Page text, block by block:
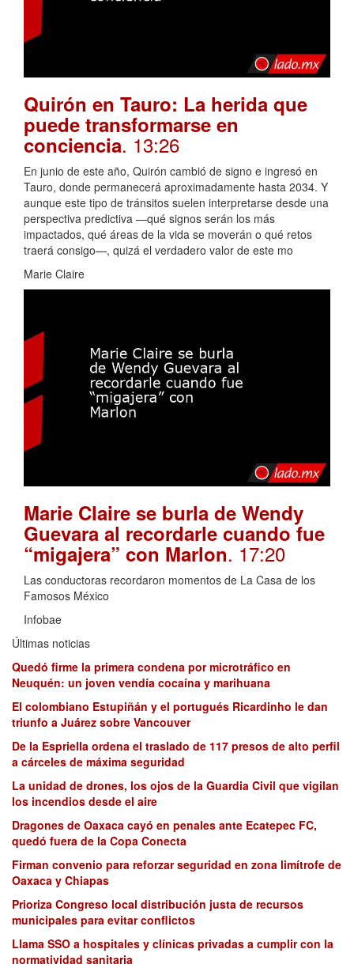
Quirón en Tauro: La herida que
puede transformarse en
conciencia. 13:26
En junio de este año, Quirón cambió de signo e ingresó en
Tauro, donde permanecerá aproximadamente hasta 2034. Y
aunque este tipo de tránsitos suelen interpretarse desde una
perspectiva predictiva —qué signos serán los más
impactados, qué áreas de la vida se moverán o qué retos
traerá consigo—, quizá el verdadero valor de este mo
Marie Claire
Marie Claire se burla de Wendy
Guevara al recordarle cuando fue
“migajera” con Marlon. 17:20
Las conductoras recordaron momentos de La Casa de los
Famosos México
Infobae
Últimas noticias
Quedó firme la primera condena por microtráfico en
Neuquén: un joven vendía cocaína y marihuana
El colombiano Estupiñán y el portugués Ricardinho le dan
triunfo a Juárez sobre Vancouver
De la Espriella ordena el traslado de 117 presos de alto perfil
a cárceles de máxima seguridad
La unidad de drones, los ojos de la Guardia Civil que vigilan
los incendios desde el aire
Dragones de Oaxaca cayó en penales ante Ecatepec FC,
quedó fuera de la Copa Conecta
Firman convenio para reforzar seguridad en zona limítrofe de
Oaxaca y Chiapas
Prioriza Congreso local distribución justa de recursos
municipales para evitar conflictos
Llama SSO a hospitales y clínicas privadas a cumplir con la
normatividad sanitaria